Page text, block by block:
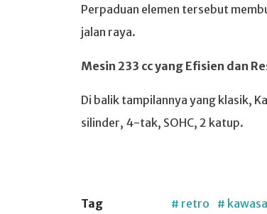
Perpaduan elemen tersebut
jalan raya.
Mesin 233 cc yang Efisien dan
Di balik tampilannya yang klasik,
silinder, 4-tak, SOHC, 2 katup.
Tag # retro #